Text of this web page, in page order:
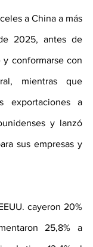
a China a más
2025, antes de
conformarse con
mientras que
exportaciones a
y lanzó
sus empresas y
cayeron 20%
25,8% a